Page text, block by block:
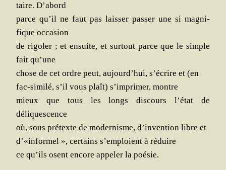
taire. D’abord
parce qu’il ne faut pas lais­ser pas­ser une si magni­
fique occasion
de rigo­ler ; et ensuite, et sur­tout parce que le simple
fait qu’une
chose de cet ordre peut, aujourd’hui, s’écrire et (en
fac-simi­lé, s’il vous plaît) s’imprimer, montre
mieux que tous les longs dis­cours l’état de
déliquescence
où, sous pré­texte de moder­nisme, d’invention libre et
d’«informel », cer­tains s’emploient à réduire
ce qu’ils osent encore appe­ler la poésie.